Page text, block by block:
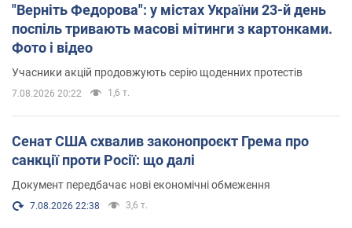
"Верніть Федорова": у містах України 23-й день
поспіль тривають масові мітинги з картонками.
Фото і відео
Учасники акцій продовжують серію щоденних протестів
7.08.2026 20:22 1,6 т.
Сенат США схвалив законопроєкт Грема про
санкції проти Росії: що далі
Документ передбачає нові економічні обмеження
7.08.2026 22:38 3,6 т.